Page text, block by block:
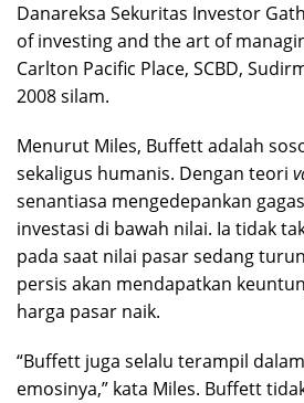
Danareksa Sekuritas Investor
of investing and the art of
Carlton Pacific Place, SCBD,
2008 silam.
Menurut Miles, Buffett adalah
sekaligus humanis. Dengan teori
senantiasa mengedepankan
investasi di bawah nilai. Ia tidak
pada saat nilai pasar sedang
persis akan mendapatkan
harga pasar naik.
“Buffett juga selalu terampil
emosinya,” kata Miles. Buffett